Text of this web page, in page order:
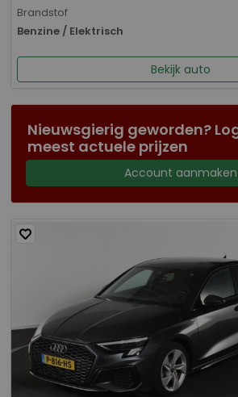
Brandstof
Benzine / Elektrisch
Bekijk auto
Nieuwsgierig geworden?
meest actuele prijzen
Account aanmaken